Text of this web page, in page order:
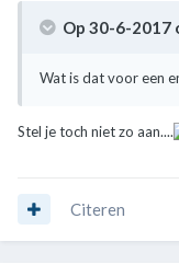
Op 30-6-2017
Wat is dat voor een
Stel je toch niet zo aan....
Citeren